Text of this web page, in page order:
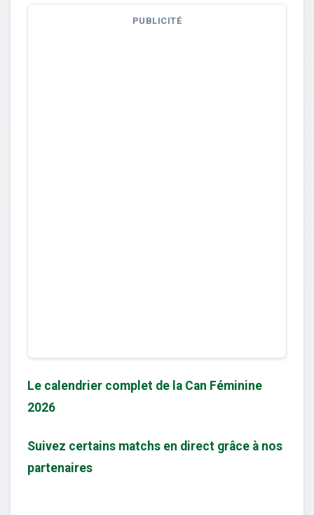
PUBLICITÉ
Le calendrier complet de la Can Féminine
2026
Suivez certains matchs en direct grâce à nos
partenaires